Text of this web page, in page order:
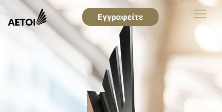
Εγγραφείτε